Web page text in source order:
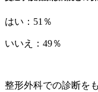
はい：51％
いいえ：49％
整形外科での診断を